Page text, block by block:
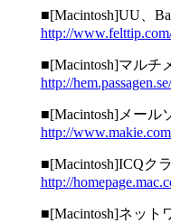
■[Macintosh]UU、
http://
■[Macintosh]マルチ
http://
■[Macintosh]メール
http://
■[Macintosh]ICQク
http://
■[Macintosh]ネット